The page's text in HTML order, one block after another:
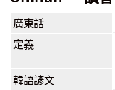
廣東話
定義
韓語諺文